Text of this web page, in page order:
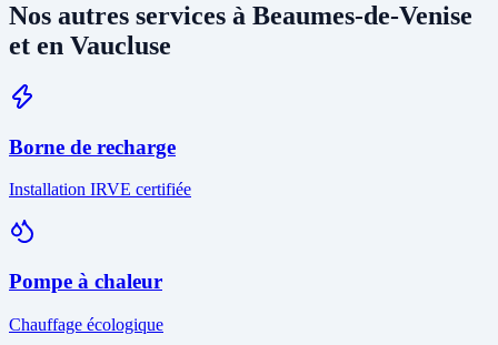
Nos autres services à Beaumes-de-Venise
et en Vaucluse
Borne de recharge
Installation IRVE certifiée
Pompe à chaleur
Chauffage écologique